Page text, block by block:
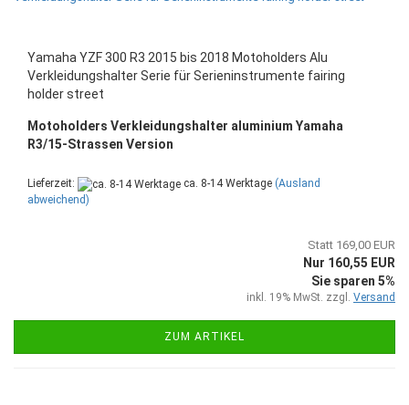
Yamaha YZF 300 R3 2015 bis 2018 Motoholders Alu
Verkleidungshalter Serie für Serieninstrumente fairing
holder street
Motoholders Verkleidungshalter aluminium Yamaha
R3/15-Strassen Version
Lieferzeit: ca. 8-14 Werktage (Ausland
abweichend)
Statt 169,00 EUR
Nur 160,55 EUR
Sie sparen 5%
inkl. 19% MwSt. zzgl. Versand
ZUM ARTIKEL